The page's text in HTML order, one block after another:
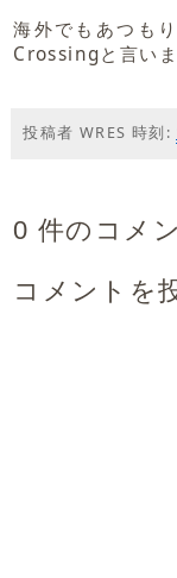
海外でもあつも
Crossingと言いま
投稿者 WRES 時刻:
0 件のコメ
コメントを